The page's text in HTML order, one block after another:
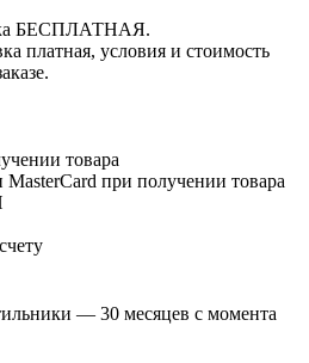
БЕСПЛАТНАЯ.
платная, условия и стоимость
товара
при получении товара
— 30 месяцев с момента